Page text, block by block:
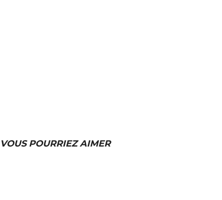
VOUS POURRIEZ AIMER